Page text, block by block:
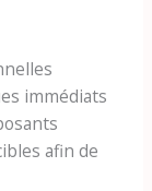
immédiats
afin de